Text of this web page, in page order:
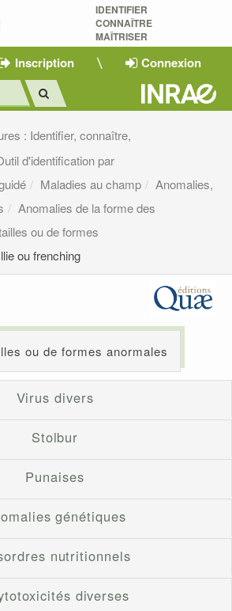
IDENTIFIER
CONNAÎTRE
MAÎTRISER
Inscription Connexion
: Identifier, connaître,
d'identification par
Maladies au champ
Anomalies,
Anomalies de la forme des
ou de formes
ou frenching
ou de formes anormales
Virus divers
Stolbur
Punaises
génétiques
nutritionnels
diverses